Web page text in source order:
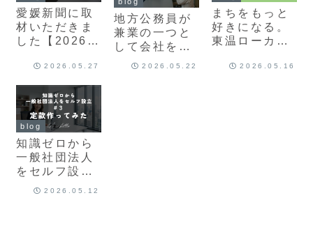
愛媛新聞に取
材いただきま
した【2026年
2026.05.27
地方公務員が
兼業の一つと
して会社を設
立した思いを
2026.05.22
まちをもっと
好きになる。
東温ローカル
部「1期生」
2026.05.16
blog
知識ゼロから
一般社団法人
をセルフ設立
｜素人が定款
2026.05.12